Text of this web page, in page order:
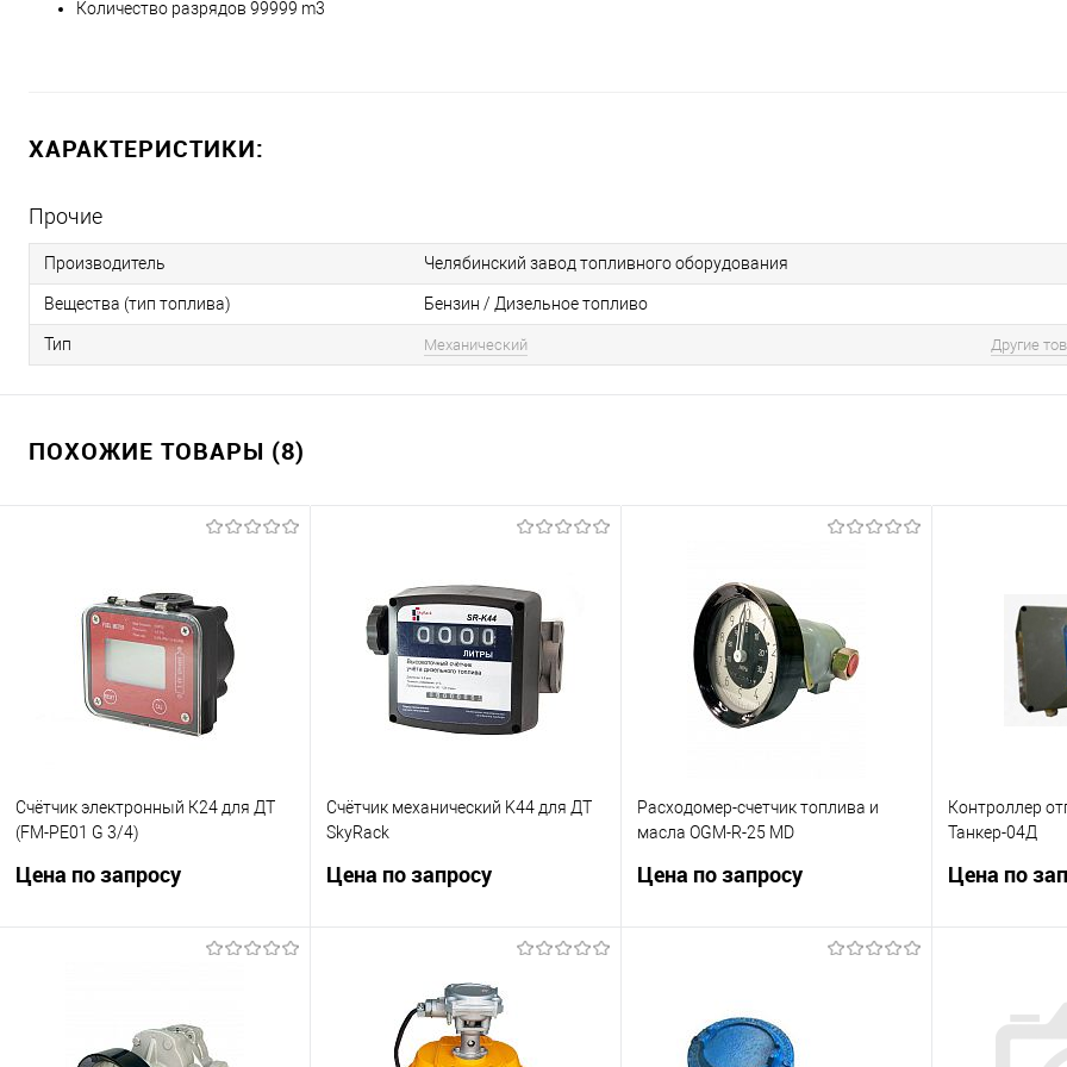
Количество разрядов 99999 m3
ХАРАКТЕРИСТИКИ:
Прочие
Производитель Челябинский завод топливного оборудования
Вещества (тип топлива) Бензин / Дизельное топливо
Тип Механический Другие
ПОХОЖИЕ ТОВАРЫ (8)
Счётчик электронный К24 для ДТ
(FM-PE01 G 3/4)
Цена по запросу
Турбинный расходомер для
Запросить цену
Счётчик механический K44 для ДТ
SkyRack
Цена по запросу
Счетчик для дизельных насосов
Запросить цену
Расходомер-счетчик топлива и
масла OGM-R-25 MD
Цена по запросу
Запросить цену
Контроллер
Танкер-04Д
Цена по